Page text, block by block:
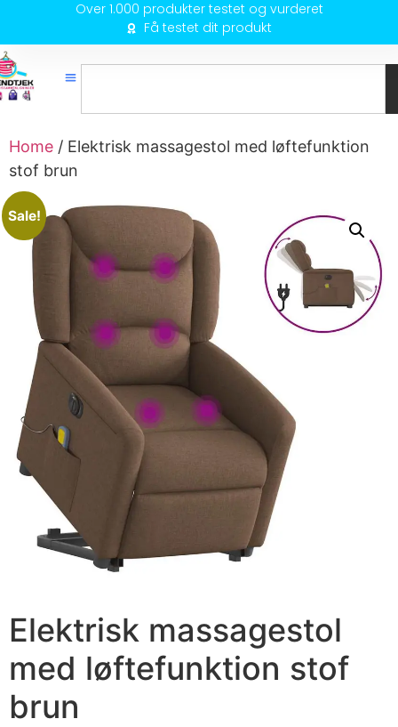
Over 1.000 produkter testet og vurderet
Få testet dit produkt
Home / Elektrisk massagestol med løftefunktion
stof brun
Sale!
Elektrisk massagestol
med løftefunktion stof
brun